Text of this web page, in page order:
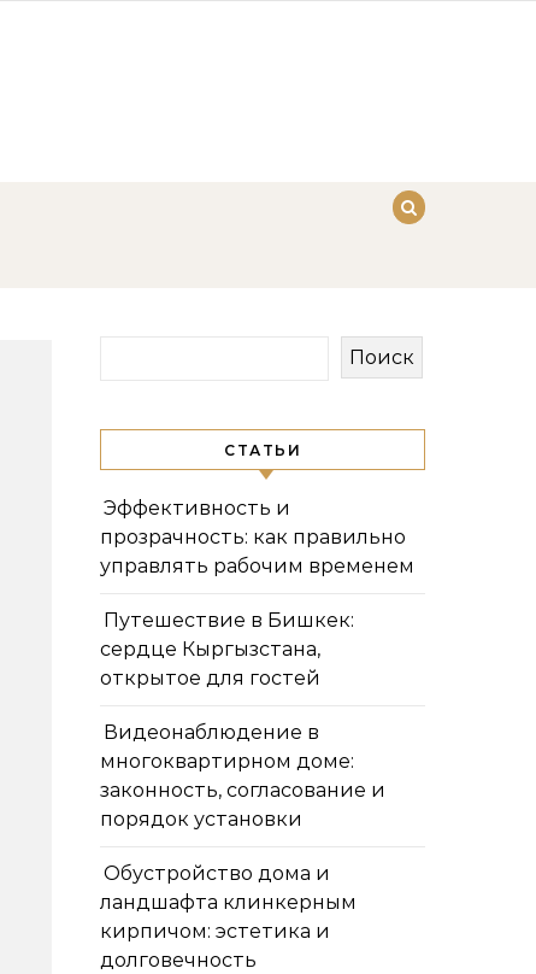
Поиск
СТАТЬИ
Эффективность и
прозрачность: как правильно
управлять рабочим временем
Путешествие в Бишкек:
сердце Кыргызстана,
открытое для гостей
Видеонаблюдение в
многоквартирном доме:
законность, согласование и
порядок установки
Обустройство дома и
ландшафта клинкерным
кирпичом: эстетика и
долговечность